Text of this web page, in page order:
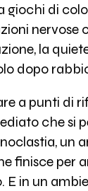
giochi di
nervose
la
dopo
a punti di
che si
un
finisce per
E in un